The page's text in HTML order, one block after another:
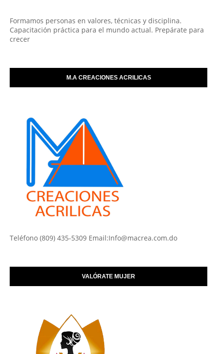
Formamos personas en valores, técnicas y disciplina.
Capacitación práctica para el mundo actual. Prepárate para
crecer
M.A CREACIONES ACRILICAS
Teléfono (809) 435-5309 Email:Info@macrea.com.do
VALÓRATE MUJER